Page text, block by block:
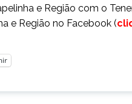
e Região com o
e Região no Facebook (